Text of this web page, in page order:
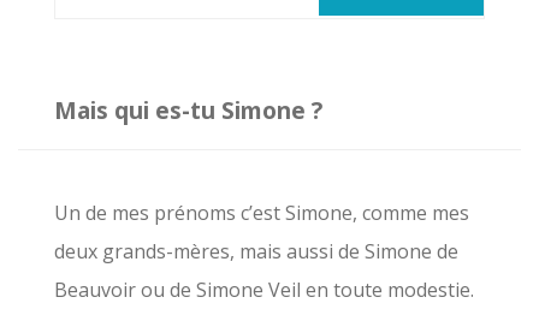
c
h
e
Mais qui es-tu Simone ?
Un de mes prénoms c’est Simone, comme mes
deux grands-mères, mais aussi de Simone de
Beauvoir ou de Simone Veil en toute modestie.